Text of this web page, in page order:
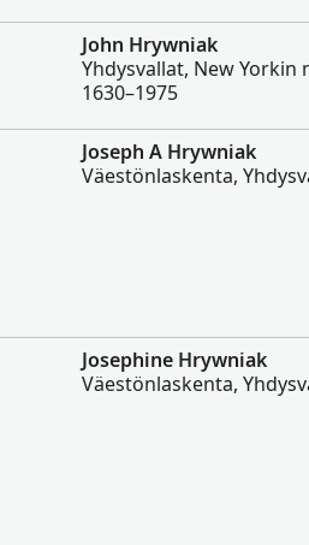
John Hrywniak
Yhdysvallat, New Yorkin
1630–1975
Joseph A Hrywniak
Väestönlaskenta,
Josephine Hrywniak
Väestönlaskenta,